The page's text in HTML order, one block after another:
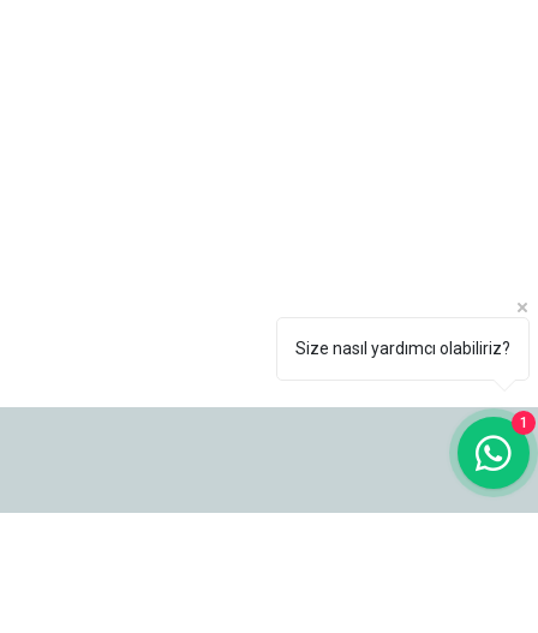
Size nasıl yardımcı olabiliriz?
1